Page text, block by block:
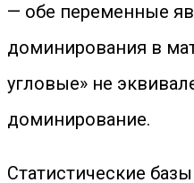
— обе переменные
доминирования в
угловые» не
доминирование.
Статистические